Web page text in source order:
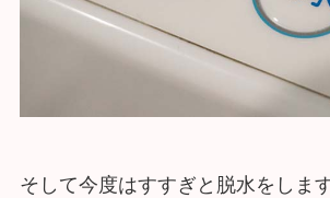
そして今度はすすぎと脱水をしま